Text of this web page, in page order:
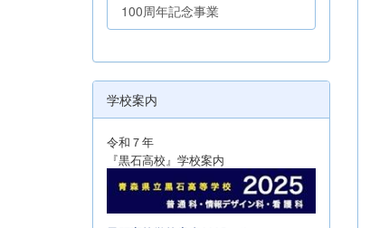
100周年記念事業
学校案内
令和７年
『黒石高校』学校案内